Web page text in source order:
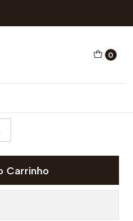
0
LARGA
Carrinho